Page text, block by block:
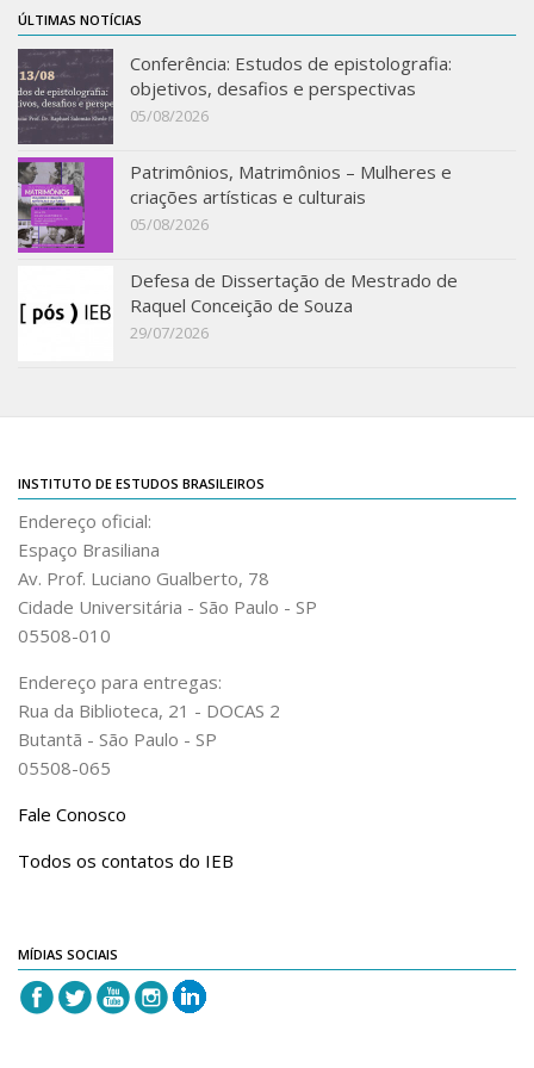
IEBinário
IEB Minecraft
Hackathon e Edit-a-thon
Slam de Corda
Wikimedia e Wikidata
Sobre o LABIEB
Notícias
Últimas notícias
Acadêmico
Graduação
Acervo
Publicações
Almanack Braziliense
Informe IEB
Livros publicados
ÚLTIMAS NOTÍCIAS
Conferência: Estudos de epistolografia:
objetivos, desafios e perspectivas
05/08/2026
Patrimônios, Matrimônios – Mulheres e
criações artísticas e culturais
05/08/2026
Defesa de Dissertação de Mestrado de
Raquel Conceição de Souza
29/07/2026
INSTITUTO DE ESTUDOS BRASILEIROS
Endereço oficial:
Espaço Brasiliana
Av. Prof. Luciano Gualberto, 78
Cidade Universitária - São Paulo - SP
05508-010
Endereço para entregas:
Rua da Biblioteca, 21 - DOCAS 2
Butantã - São Paulo - SP
05508-065
Fale Conosco
Todos os contatos do IEB
MÍDIAS SOCIAIS